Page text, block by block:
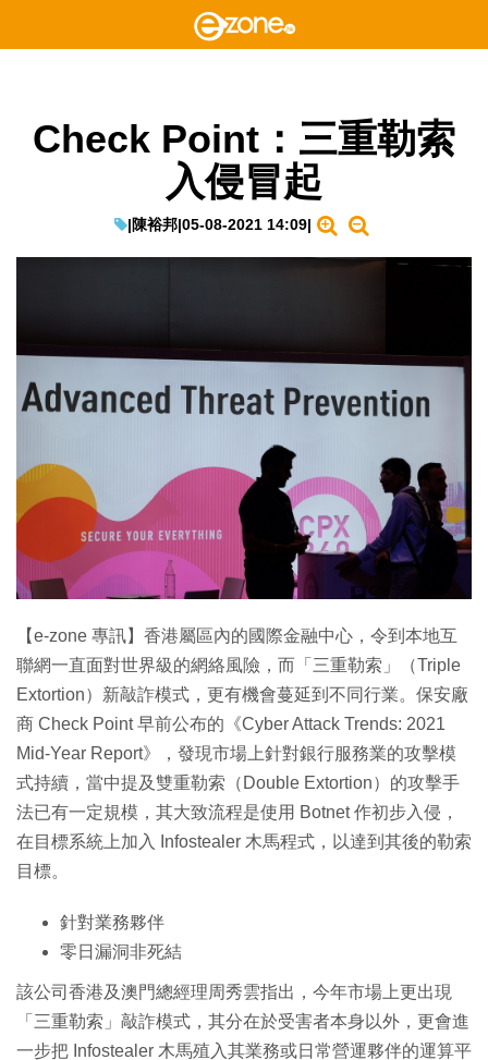
Check Point：三重勒索
入侵冒起
|陳裕邦|05-08-2021 14:09|
【e-zone 專訊】香港屬區內的國際金融中心，令到本地互
聯網一直面對世界級的網絡風險，而「三重勒索」（Triple
Extortion）新敲詐模式，更有機會蔓延到不同行業。保安廠
商 Check Point 早前公布的《Cyber Attack Trends: 2021
Mid-Year Report》，發現市場上針對銀行服務業的攻擊模
式持續，當中提及雙重勒索（Double Extortion）的攻擊手
法已有一定規模，其大致流程是使用 Botnet 作初步入侵，
在目標系統上加入 Infostealer 木馬程式，以達到其後的勒索
目標。
針對業務夥伴
零日漏洞非死結
該公司香港及澳門總經理周秀雲指出，今年市場上更出現
「三重勒索」敲詐模式，其分在於受害者本身以外，更會進
一步把 Infostealer 木馬殖入其業務或日常營運夥伴的運算平